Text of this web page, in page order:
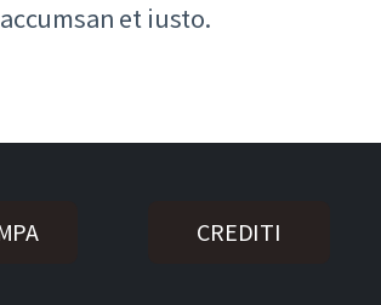
et iusto.
CREDITI